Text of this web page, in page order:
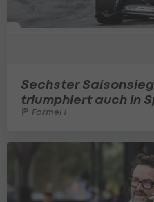
Sechster
triumphiert auch in
Formel 1